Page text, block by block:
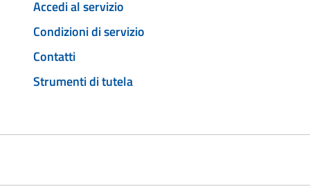
Accedi al servizio
Condizioni di servizio
Contatti
Strumenti di tutela